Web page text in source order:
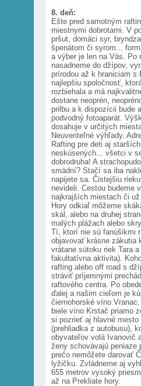
8. deň:
Ešte pred samotným
miestnymi dobrotami. V
pršut, domáci syr,
špenátom či syrom...
a výber je len na Vás. Po
nasadneme do džípov,
prírodou až k hraniciam s
najlepšiu spoločnosť,
rozbiehala a má
dostane neoprén,
prilbu a k dispozícii bude
podvodný fotoaparát.
dosahuje v určitých
Neuveriteľné výhľady.
Rafting pre deti aj
neskúsených... všetci v
dobrodruha! A
smädní? Stačí sa iba
napijete sa. Čistejšiu
nevideli. Cestou budeme
najkrajších miestach či
Hory odkiaľ môžeme
skál, alebo na druhej
malých plážach alebo
Tí, ktorí nie sú fanúšikmi
objavovať krásne zákutia
vrátane sútoku riek Tara
fakultatívna aktivita).
rafting alebo off road s
stráviť príjemnými
raftového centra. Po
ďalej a našim cieľom je
čiernohorské víno
biele víno Krstač priamo
si pozrieť aj hlavné mesto
(prehliadka z autobusu),
obyvateľov volá Ivanovič
ženy schovávajú peniaze
prečo nemôžete darovať
lyžičku. Zvládneme aj
655 metrov vysoký
až na Prekliate hory.